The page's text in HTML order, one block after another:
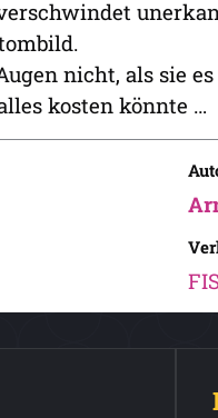
nicht, als sie
kosten könnte …